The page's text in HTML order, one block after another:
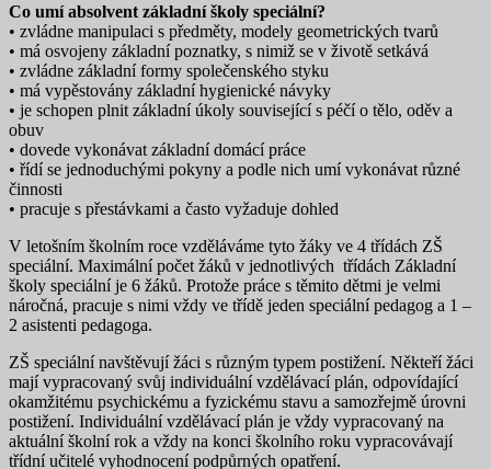
Co umí absolvent základní školy speciální?
• zvládne manipulaci s předměty, modely geometrických tvarů
• má osvojeny základní poznatky, s nimiž se v životě setkává
• zvládne základní formy společenského styku
• má vypěstovány základní hygienické návyky
• je schopen plnit základní úkoly související s péčí o tělo, oděv a
obuv
• dovede vykonávat základní domácí práce
• řídí se jednoduchými pokyny a podle nich umí vykonávat různé
činnosti
• pracuje s přestávkami a často vyžaduje dohled
V letošním školním roce vzděláváme tyto žáky ve 4 třídách ZŠ
speciální. Maximální počet žáků v jednotlivých třídách Základní
školy speciální je 6 žáků. Protože práce s těmito dětmi je velmi
náročná, pracuje s nimi vždy ve třídě jeden speciální pedagog a 1 –
2 asistenti pedagoga.
ZŠ speciální navštěvují žáci s různým typem postižení. Někteří žáci
mají vypracovaný svůj individuální vzdělávací plán, odpovídající
okamžitému psychickému a fyzickému stavu a samozřejmě úrovni
postižení. Individuální vzdělávací plán je vždy vypracovaný na
aktuální školní rok a vždy na konci školního roku vypracovávají
třídní učitelé vyhodnocení podpůrných opatření.